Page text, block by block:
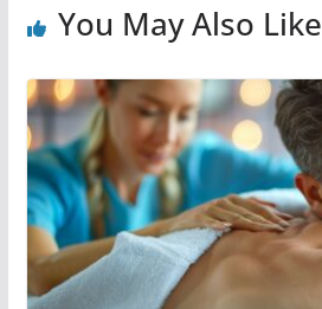
You May Also Like